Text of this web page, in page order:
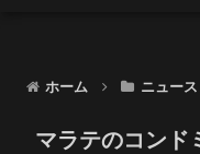
ホーム ニュース
マラテのコンド